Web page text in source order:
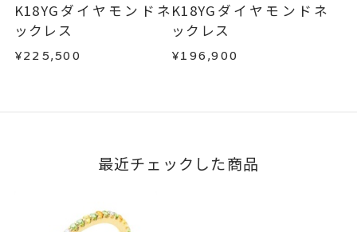
K18YGダイヤモンドネ
ックレス
¥225,500
K18YGダイヤモンドネ
ックレス
¥196,900
最近チェックした商品